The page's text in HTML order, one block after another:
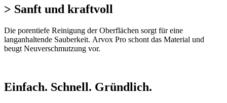
> Sanft und kraftvoll
Die porentiefe Reinigung der Oberflächen sorgt für eine
langanhaltende Sauberkeit. Arvox Pro schont das Material und
beugt Neuverschmutzung vor.
Einfach. Schnell. Gründlich.